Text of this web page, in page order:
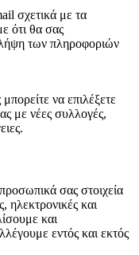
σχετικά με τα
ότι θα σας
των πληροφοριών
να επιλέξετε
με νέες συλλογές,
σας στοιχεία
ηλεκτρονικές και
και
εντός και εκτός